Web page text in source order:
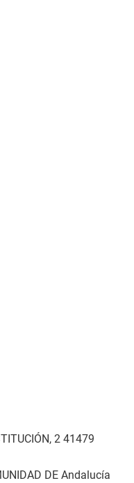
2 41479
DE Andalucía